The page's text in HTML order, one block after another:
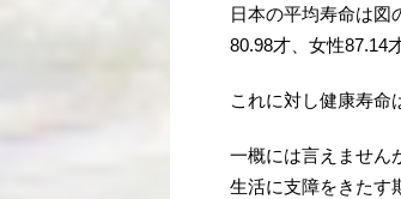
日本の平均寿命は図
80.98才、女性87.14
これに対し健康寿命
一概には言えません
生活に支障をきたす